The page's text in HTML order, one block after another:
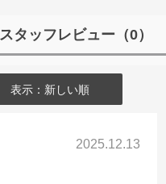
スタッフレビュー （0）
表示：新しい順
2025.12.13